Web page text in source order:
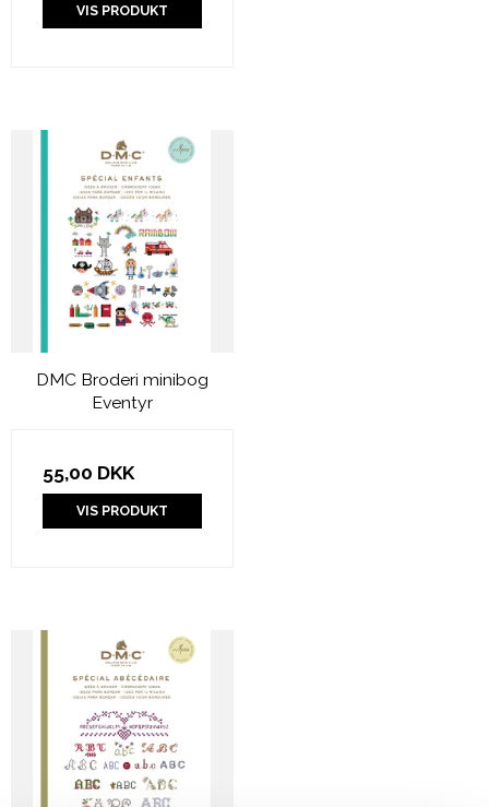
VIS PRODUKT
DMC Broderi minibog
Eventyr
55,00 DKK
VIS PRODUKT